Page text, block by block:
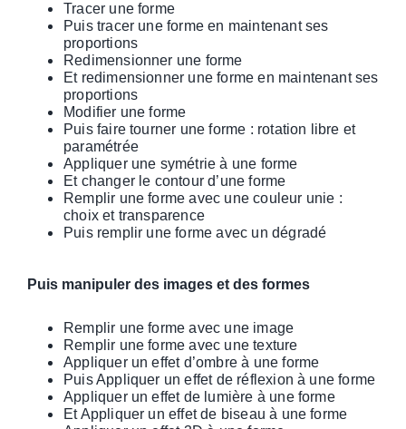
Tracer une forme
Puis tracer une forme en maintenant ses
proportions
Redimensionner une forme
Et redimensionner une forme en maintenant ses
proportions
Modifier une forme
Puis faire tourner une forme : rotation libre et
paramétrée
Appliquer une symétrie à une forme
Et changer le contour d’une forme
Remplir une forme avec une couleur unie :
choix et transparence
Puis remplir une forme avec un dégradé
Puis manipuler des images et des formes
Remplir une forme avec une image
Remplir une forme avec une texture
Appliquer un effet d’ombre à une forme
Puis Appliquer un effet de réflexion à une forme
Appliquer un effet de lumière à une forme
Et Appliquer un effet de biseau à une forme